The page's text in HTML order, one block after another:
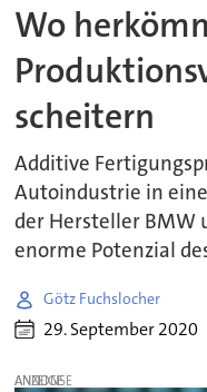
Wo
scheitern
Additive
Autoindustrie in
der Hersteller BMW
enorme Potenzial
Götz Fuchslocher
29. September 2020
ANZEIGE